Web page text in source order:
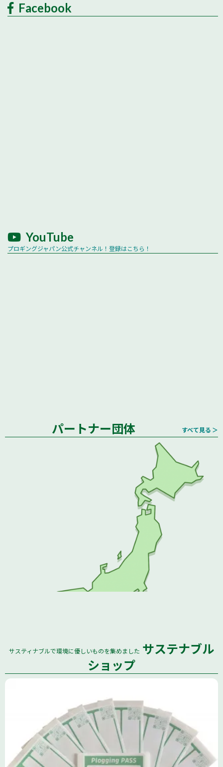
Facebook
YouTube
プロギングジャパン公式チャンネル！登録はこちら！
すべて見る ＞
パートナー団体
サスティナブルで環境に優しいものを集めました サステナブル
ショップ